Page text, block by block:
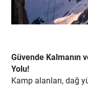
Güvende Kalmanın
Yolu!
Kamp alanları, dağ